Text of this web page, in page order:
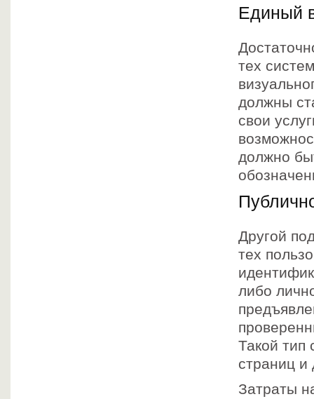
Единый
тех
должны
свои
должно
Другой
тех
либо
Такой тип
страниц и
Затраты